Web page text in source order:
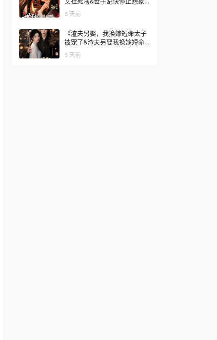
你夫君又社死啦（73集）洪瑾
瑜＆常斌》短剧全集免费在线
6 天前
《渣夫另娶，我换嫁短命太子
被宠了&渣夫另娶我换嫁短命
太子被宠了（77集）AI短剧》
短剧全集免费在线看
5 天前